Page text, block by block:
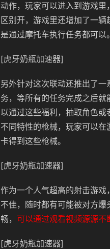
动作，玩家可以进入到游戏
区别开，游戏里还增加了一
是通过摩托车执行任务都可以。
[虎牙奶瓶加速器]
另外针对这次联动还推出了
务，等所有的任务完成之后
以通过这些福利，抽取角色
不同特性的枪械，玩家可以
卡得到这些枪械。
[虎牙奶瓶加速器]
作为一个人气超高的射击游
不佳，随时都有可能被对方
畅， 可以通过观看视频源源不
[虎牙奶瓶加速器]